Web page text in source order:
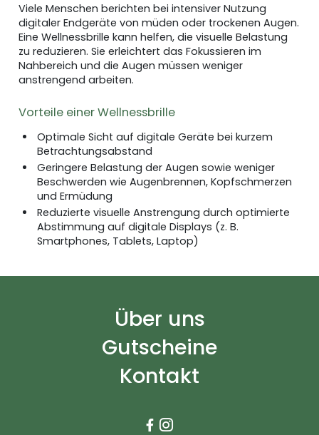
Viele Menschen berichten bei intensiver Nutzung
digitaler Endgeräte von müden oder trockenen Augen.
Eine Wellnessbrille kann helfen, die visuelle Belastung
zu reduzieren. Sie erleichtert das Fokussieren im
Nahbereich und die Augen müssen weniger
anstrengend arbeiten.
Vorteile einer Wellnessbrille
Optimale Sicht auf digitale Geräte bei kurzem
Betrachtungsabstand
Geringere Belastung der Augen sowie weniger
Beschwerden wie Augenbrennen, Kopfschmerzen
und Ermüdung
Reduzierte visuelle Anstrengung durch optimierte
Abstimmung auf digitale Displays (z. B.
Smartphones, Tablets, Laptop)
Über uns
Gutscheine
Kontakt
 